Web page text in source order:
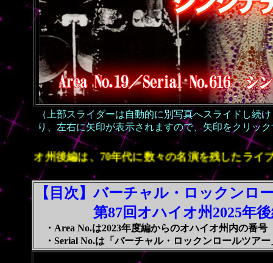
（上部スライダーは自動的に別写真へスライドし続
り、左右に矢印が表示されますので、矢印をクリッ
々の名演を残したライブ会場を中心にツアーのご
【目次】バーチャル・ロックン
第87回オハイオ州2025年後
・Area No.は2023年度編からのオハイオ州内の番号
・Serial No.は「バーチャル・ロックンロールツア